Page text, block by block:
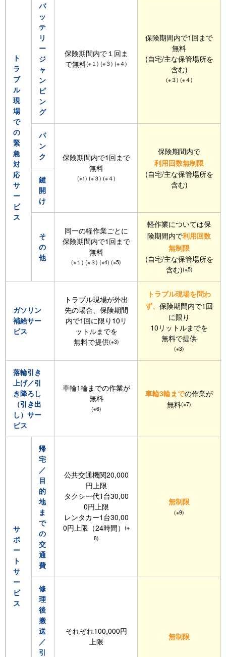
ト
ラ
ブ
ル
現
場
で
の
緊
急
対
応
サ
ー
ビ
ス
バ
ッ
テ
リ
ー
ジ
ャ
ン
ピ
ン
グ
保険期間内で１回ま
で無料(※１) (※３) (※４)
保険期間内で1回まで
無料
(自宅/主な保管場所を
含む)
(※３) (※４)
パ
ン
ク
保険期間内で1回まで
無料
(※1) (※３) (※４)
保険期間内で
利用回数無制限
(自宅/主な保管場所を
含む)
鍵
開
け
そ
の
他
同一の軽作業ごとに
保険期間内で1回まで
無料
(※１) (※３) (※4) (※5)
軽作業については保
険期間内で利用回数
無制限
(自宅/主な保管場所を
含む)(※5)
ガソリン
補給サー
ビス
トラブル現場が外出
先の場合、保険期間
内で1回に限り10リ
ットルまでを
無料で提供(※3)
トラブル現場を問わ
ず、 保険期間内で1回
に限り
10リットルまでを
無料で提供
(※3)
落輪引き
上げ／引
き降ろし
（引き出
し）サー
ビス
車輪1輪までの作業が
無料
(※6)
車輪3輪までの作業が
無料(※7)
サ
ポ
ー
ト
サ
ー
ビ
ス
帰
宅
／
目
的
地
ま
で
の
交
通
費
公共交通機関20,000
円上限
タクシー代1台30,00
0円上限
レンタカー1台30,00
0円上限（24時間） (※
8)
無制限
(※9)
修
理
後
搬
送
／
引
それぞれ100,000円
上限
無制限